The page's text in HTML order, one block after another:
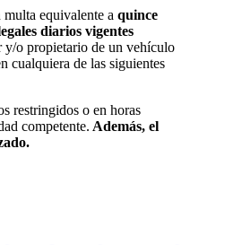
multa equivalente a quince
diarios vigentes
y/o propietario de un vehículo
cualquiera de las siguientes
restringidos o en horas
competente. Además, el